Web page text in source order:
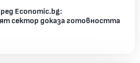
Economic.bg:
сектор доказа готовността